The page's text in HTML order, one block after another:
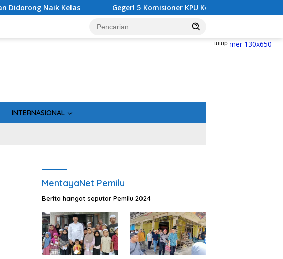
Geger! 5 Komisioner KPU Kotim Ditahan Kejati Kalteng, Rugikan Negara Rp10
tutup
INTERNASIONAL
MentayaNet Pemilu
Berita hangat seputar Pemilu 2024